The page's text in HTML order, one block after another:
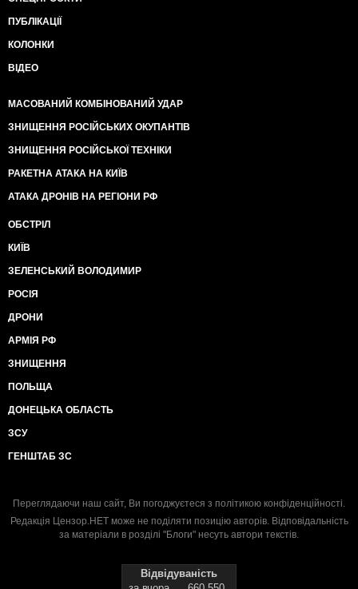
ПУБЛІКАЦІЇ
КОЛОНКИ
ВІДЕО
МАСОВАНИЙ КОМБІНОВАНИЙ УДАР
ЗНИЩЕННЯ РОСІЙСЬКИХ ОКУПАНТІВ
ЗНИЩЕННЯ РОСІЙСЬКОЇ ТЕХНІКИ
РАКЕТНА АТАКА НА КИЇВ
АТАКА ДРОНІВ НА РЕГІОНИ РФ
ОБСТРІЛ
КИЇВ
ЗЕЛЕНСЬКИЙ ВОЛОДИМИР
РОСІЯ
ДРОНИ
АРМІЯ РФ
ЗНИЩЕННЯ
ПОЛЬЩА
ДОНЕЦЬКА ОБЛАСТЬ
ЗСУ
ГЕНШТАБ ЗС
Переглядаючи наш сайт, Ви погоджуєтеся з політикою конфіденційності.
Редакція Цензор.НЕТ може не поділяти позицію авторів. Відповідальність
за матеріали в розділі "Блоги" несуть автори текстів.
Відвідуваність